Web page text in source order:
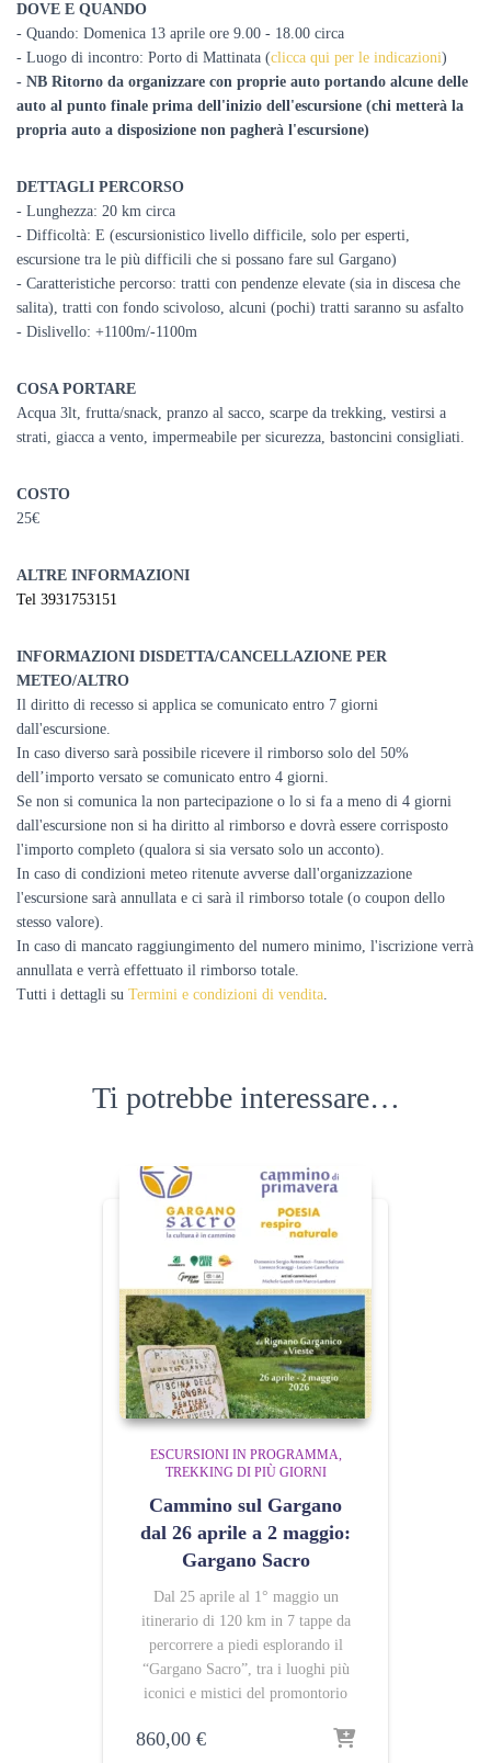
DOVE E QUANDO
- Quando: Domenica 13 aprile ore 9.00 - 18.00 circa
- Luogo di incontro: Porto di Mattinata (clicca qui per le indicazioni)
- NB Ritorno da organizzare con proprie auto portando alcune delle
auto al punto finale prima dell'inizio dell'escursione (chi metterà la
propria auto a disposizione non pagherà l'escursione)
DETTAGLI PERCORSO
- Lunghezza: 20 km circa
- Difficoltà: E (escursionistico livello difficile, solo per esperti,
escursione tra le più difficili che si possano fare sul Gargano)
- Caratteristiche percorso: tratti con pendenze elevate (sia in discesa che
salita), tratti con fondo scivoloso, alcuni (pochi) tratti saranno su asfalto
- Dislivello: +1100m/-1100m
COSA PORTARE
Acqua 3lt, frutta/snack, pranzo al sacco, scarpe da trekking, vestirsi a
strati, giacca a vento, impermeabile per sicurezza, bastoncini consigliati.
COSTO
25€
ALTRE INFORMAZIONI
Tel 3931753151
INFORMAZIONI DISDETTA/CANCELLAZIONE PER
METEO/ALTRO
Il diritto di recesso si applica se comunicato entro 7 giorni
dall'escursione.
In caso diverso sarà possibile ricevere il rimborso solo del 50%
dell’importo versato se comunicato entro 4 giorni.
Se non si comunica la non partecipazione o lo si fa a meno di 4 giorni
dall'escursione non si ha diritto al rimborso e dovrà essere corrisposto
l'importo completo (qualora si sia versato solo un acconto).
In caso di condizioni meteo ritenute avverse dall'organizzazione
l'escursione sarà annullata e ci sarà il rimborso totale (o coupon dello
stesso valore).
In caso di mancato raggiungimento del numero minimo, l'iscrizione verrà
annullata e verrà effettuato il rimborso totale.
Tutti i dettagli su Termini e condizioni di vendita.
Ti potrebbe interessare…
ESCURSIONI IN PROGRAMMA
TREKKING DI PIÙ GIORNI
Cammino sul Gargano
dal 26 aprile a 2 maggio:
Gargano Sacro
Dal 25 aprile al 1° maggio un
itinerario di 120 km in 7 tappe da
percorrere a piedi esplorando il
“Gargano Sacro”, tra i luoghi più
iconici e mistici del promontorio
860,00 €